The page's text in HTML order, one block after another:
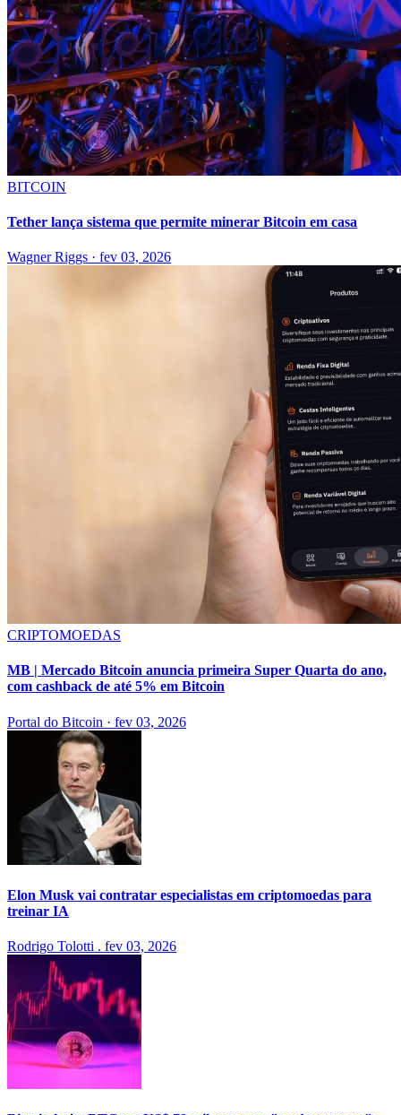
BITCOIN
Tether lança sistema que permite minerar Bitcoin em casa
Wagner Riggs · fev 03, 2026
CRIPTOMOEDAS
MB | Mercado Bitcoin anuncia primeira Super Quarta do ano,
com cashback de até 5% em Bitcoin
Portal do Bitcoin · fev 03, 2026
Elon Musk vai contratar especialistas em criptomoedas para
treinar IA
Rodrigo Tolotti . fev 03, 2026